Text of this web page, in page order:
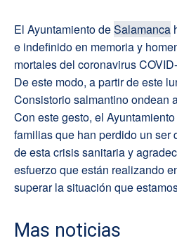
El Ayuntamiento deSalamanca
e indefinido en memoria y
mortales del coronavirus
De este modo, a partir de este
Consistorio salmantino ondean
Con este gesto, el
familias que han perdido un ser
de esta crisis sanitaria y
esfuerzo que están realizando
superar la situación que
Mas noticias